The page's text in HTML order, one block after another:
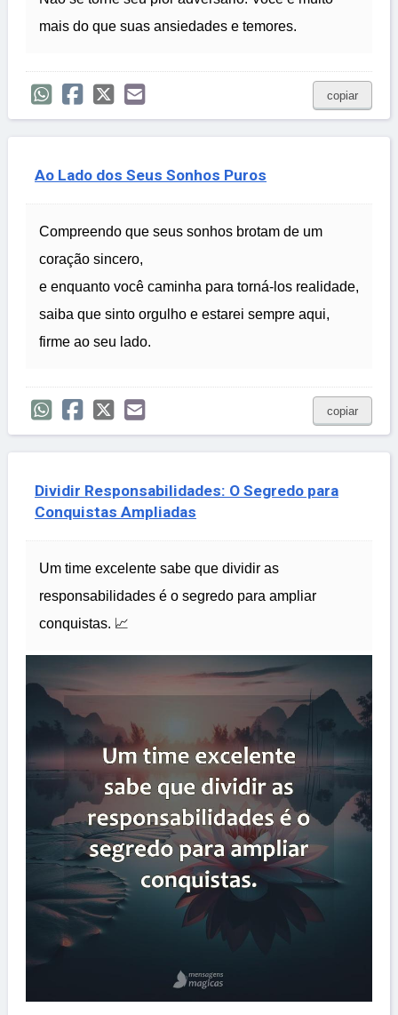
mais do que suas ansiedades e temores.
copiar
Ao Lado dos Seus Sonhos Puros
Compreendo que seus sonhos brotam de um
coração sincero,
e enquanto você caminha para torná-los realidade,
saiba que sinto orgulho e estarei sempre aqui,
firme ao seu lado.
copiar
Dividir Responsabilidades: O Segredo para
Conquistas Ampliadas
Um time excelente sabe que dividir as
responsabilidades é o segredo para ampliar
conquistas. 📈